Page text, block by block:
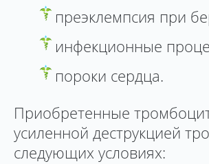
преэклемпсия при
инфекционные
пороки сердца.
Приобретенные
усиленной деструкцией
следующих условиях: